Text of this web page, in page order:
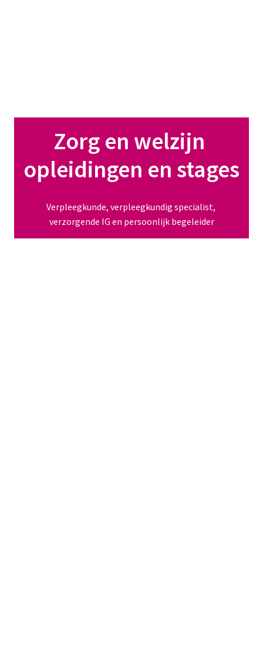
Zorg en welzijn
opleidingen en stages
Verpleegkunde, verpleegkundig specialist,
verzorgende IG en persoonlijk begeleider